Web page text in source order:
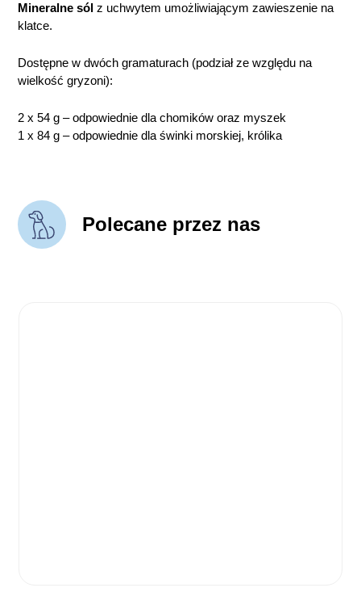
Mineralne sól z uchwytem umożliwiającym zawieszenie na
klatce.
Dostępne w dwóch gramaturach (podział ze względu na
wielkość gryzoni):
2 x 54 g –odpowiednie dla chomików oraz myszek
1 x 84 g – odpowiednie dla świnki morskiej, królika
Polecane przez nas